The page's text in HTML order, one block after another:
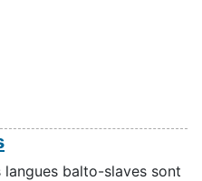
langues balto-slaves sont